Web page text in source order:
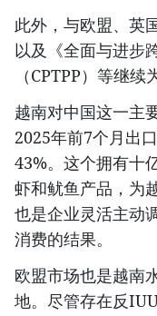
此外，与欧盟、英
以及《全面与进步
（CPTPP）等继
越南对中国这一主
2025年前7个月出
43%。这个拥有十
虾和鱿鱼产品，为
也是企业灵活主动
消费的结果。
欧盟市场也是越南
地。尽管存在反